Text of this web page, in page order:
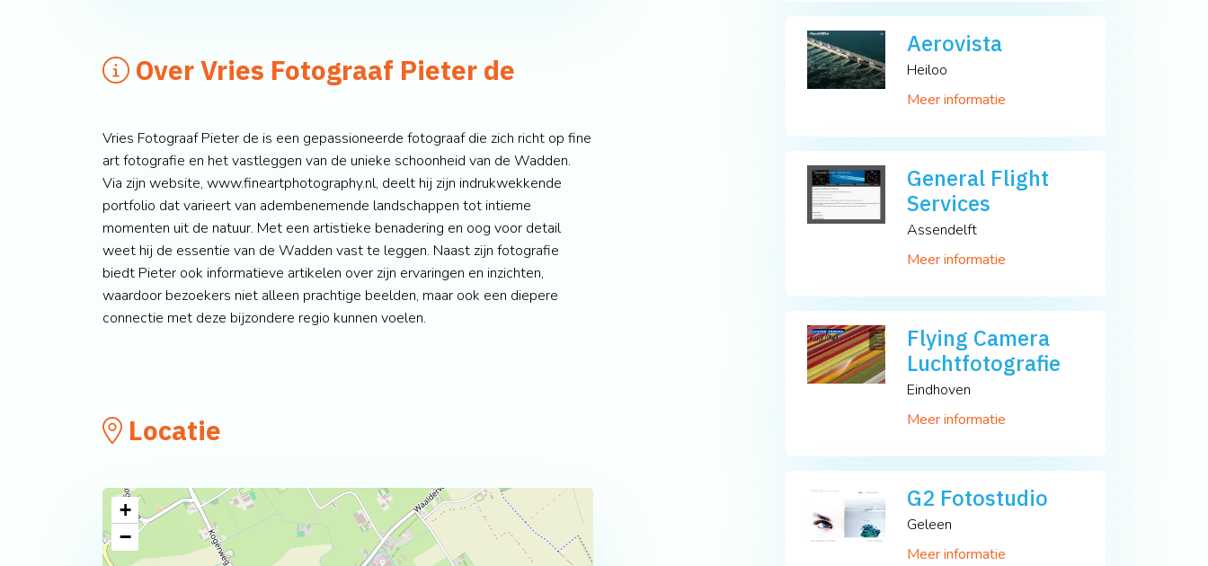
Over Vries Fotograaf Pieter de
Vries Fotograaf Pieter de is een gepassioneerde fotograaf die zich richt op fine
art fotografie en het vastleggen van de unieke schoonheid van de Wadden.
Via zijn website, www.fineartphotography.nl, deelt hij zijn indrukwekkende
portfolio dat varieert van adembenemende landschappen tot intieme
momenten uit de natuur. Met een artistieke benadering en oog voor detail
weet hij de essentie van de Wadden vast te leggen. Naast zijn fotografie
biedt Pieter ook informatieve artikelen over zijn ervaringen en inzichten,
waardoor bezoekers niet alleen prachtige beelden, maar ook een diepere
connectie met deze bijzondere regio kunnen voelen.
Locatie
+
−
Aerovista
Heiloo
Meer informatie
General Flight
Services
Assendelft
Meer informatie
Flying Camera
Luchtfotografie
Eindhoven
Meer informatie
G2 Fotostudio
Geleen
Meer informatie